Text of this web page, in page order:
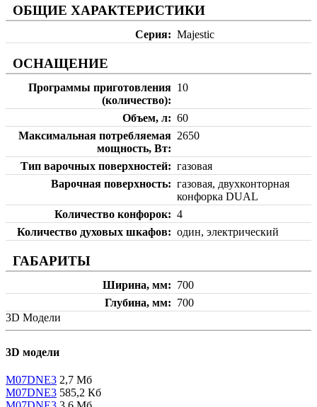
ОБЩИЕ ХАРАКТЕРИСТИКИ
Серия Majestic
ОСНАЩЕНИЕ
Программы приготовления
(количество)
10
Объем, л
60
Максимальная потребляемая
мощность, Вт
2650
Тип варочных поверхностей
газовая
Варочная поверхность
газовая, двухконторная
конфорка DUAL
Количество конфорок
4
Количество духовых шкафов
один, электрический
ГАБАРИТЫ
Ширина, мм
700
Глубина, мм
700
3D Модели
3D модели
M07DNE3 2,7 Мб
M07DNE3 585,2 Кб